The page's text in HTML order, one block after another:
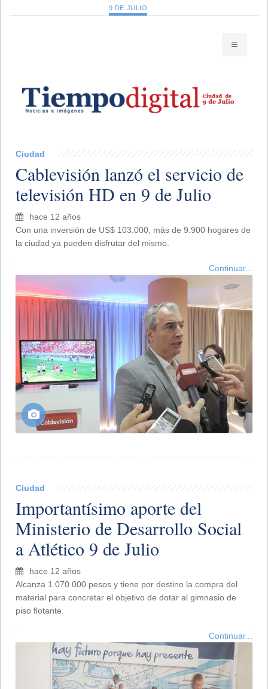
9 DE JULIO
Ciudad
Cablevisión lanzó el servicio de
televisión HD en 9 de Julio
hace 12 años
Con una inversión de US$ 103.000, más de 9.900 hogares de
la ciudad ya pueden disfrutar del mismo.
Continuar...
Ciudad
Importantísimo aporte del
Ministerio de Desarrollo Social
a Atlético 9 de Julio
hace 12 años
Alcanza 1.070.000 pesos y tiene por destino la compra del
material para concretar el objetivo de dotar al gimnasio de
piso flotante.
Continuar...